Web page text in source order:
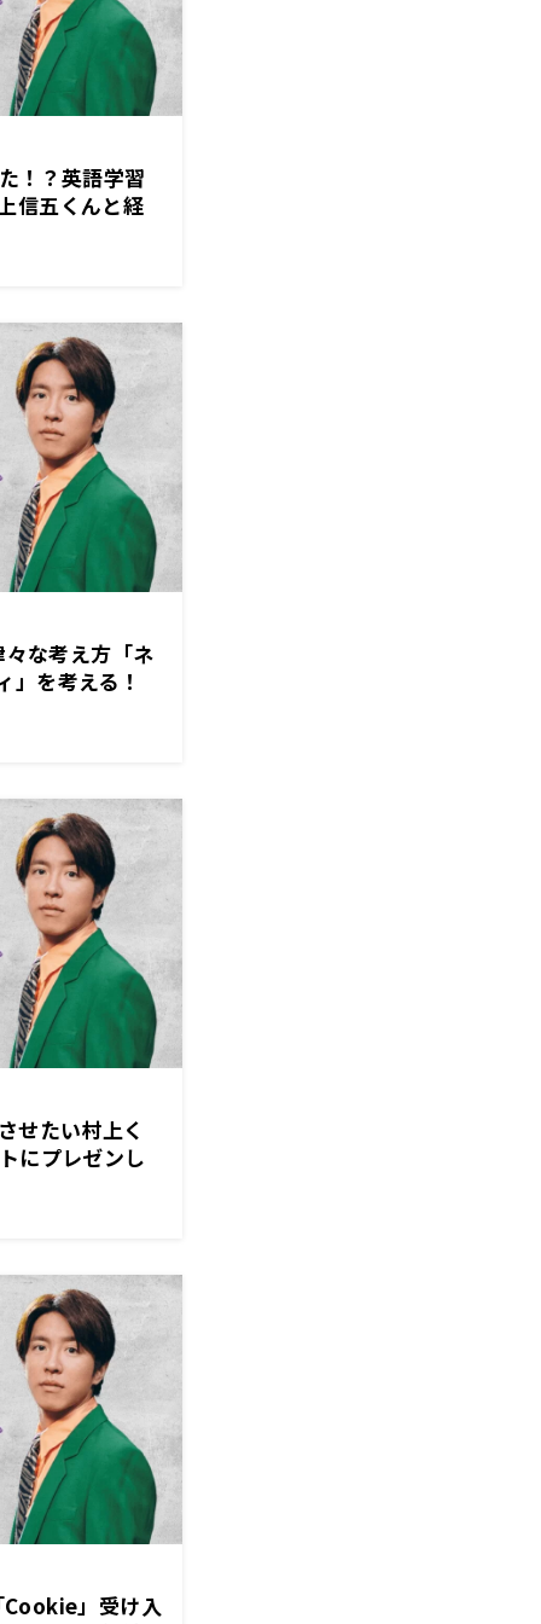
！？英語学習
信五くんと経
な考え方「ネ
」を考える！
せたい村上く
にプレゼンし
クン』
」受け入